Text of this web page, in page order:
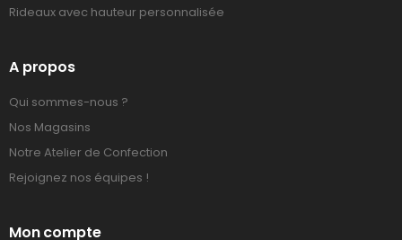
Rideaux avec hauteur personnalisée
A propos
Qui sommes-nous ?
Nos Magasins
Notre Atelier de Confection
Rejoignez nos équipes !
Mon compte